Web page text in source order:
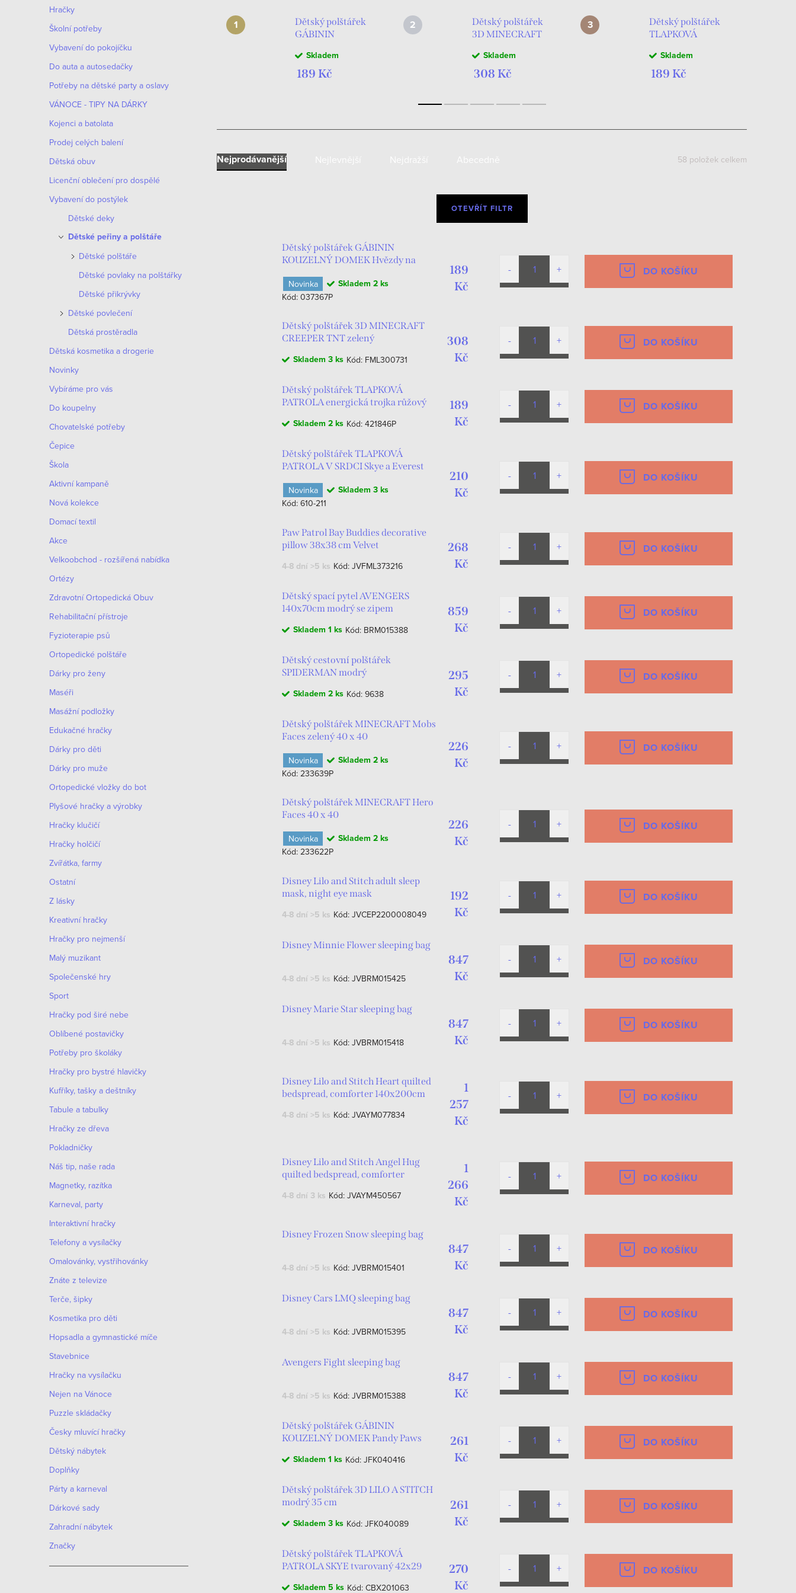
n
n
í
p
a
n
e
l
Hračky
Školní potřeby
Vybavení do pokojíčku
Do auta a autosedačky
Potřeby na dětské party a oslavy
VÁNOCE - TIPY NA DÁRKY
Kojenci a batolata
Prodej celých balení
Dětská obuv
Licenční oblečení pro dospělé
Vybavení do postýlek
Dětské deky
Dětské peřiny a polštáře
Dětské polštáře
Dětské povlaky na polštářky
Dětské přikrývky
Dětské povlečení
Dětská prostěradla
Dětská kosmetika a drogerie
Novinky
Vybíráme pro vás
Do koupelny
Chovatelské potřeby
Čepice
Škola
Aktivní kampaně
Nová kolekce
Domací textil
Akce
Velkoobchod - rozšířená nabídka
Ortézy
Zdravotní Ortopedická Obuv
Rehabilitační přístroje
Fyzioterapie psů
Ortopedické polštáře
Dárky pro ženy
Maséři
Masážní podložky
Edukačné hračky
Dárky pro děti
Dárky pro muže
Оrtopedické vložky do bot
Plyšové hračky a výrobky
Hračky klučičí
Hračky holčičí
Zvířátka, farmy
Ostatní
Z lásky
Kreativní hračky
Hračky pro nejmenší
Malý muzikant
Společenské hry
Sport
Hračky pod širé nebe
Oblíbené postavičky
Potřeby pro školáky
Hračky pro bystré hlavičky
Kufříky, tašky a deštníky
Tabule a tabulky
Hračky ze dřeva
Pokladničky
Náš tip, naše rada
Magnetky, razítka
Karneval, party
Interaktivní hračky
Telefony a vysílačky
Omalovánky, vystřihovánky
Znáte z televize
Terče, šipky
Kosmetika pro děti
Hopsadla a gymnastické míče
Stavebnice
Hračky na vysílačku
Nejen na Vánoce
Puzzle skládačky
Česky mluvící hračky
Dětský nábytek
Doplňky
Párty a karneval
Dárkové sady
Zahradní nábytek
Značky
Dětský polštářek
GÁBININ
DOMEK Hvězdy
na podiu
Skladem
189 Kč
Dětský polštářek
3D MINECRAFT
zelený
Skladem
308 Kč
Dětský polštářek
TLAPKOVÁ
energická trojka
růžový
Skladem
189 Kč
Ř
Nejprodávanější 58 položek celkem
OTEVŘÍT FILTR
Dětský polštářek GÁBININ
KOUZELNÝ DOMEK Hvězdy na
fialovomodrý
Novinka Skladem 2 ks
Kód: 037367P
189
Kč
DO KOŠÍKU
Dětský polštářek 3D MINECRAFT
CREEPER TNT zelený
Skladem 3 ks Kód: FML300731
308
Kč
DO KOŠÍKU
Dětský polštářek TLAPKOVÁ
PATROLA energická trojka růžový
Skladem 2 ks Kód: 421846P
189
Kč
DO KOŠÍKU
Dětský polštářek TLAPKOVÁ
PATROLA V SRDCI Skye a Everest
Novinka Skladem 3 ks
Kód: 610-211
210
Kč
DO KOŠÍKU
Paw Patrol Bay Buddies decorative
pillow 38x38 cm Velvet
4-8 dní >5 ks Kód: JVFML373216
268
Kč
DO KOŠÍKU
Dětský spací pytel AVENGERS
140x70cm modrý se zipem
Skladem 1 ks Kód: BRM015388
859
Kč
DO KOŠÍKU
Dětský cestovní polštářek
SPIDERMAN modrý
Skladem 2 ks Kód: 9638
295
Kč
DO KOŠÍKU
Dětský polštářek MINECRAFT Mobs
Faces zelený 40 x 40
Novinka Skladem 2 ks
Kód: 233639P
226
Kč
DO KOŠÍKU
Dětský polštářek MINECRAFT Hero
Faces 40 x 40
Novinka Skladem 2 ks
Kód: 233622P
226
Kč
DO KOŠÍKU
Disney Lilo and Stitch adult sleep
mask, night eye mask
4-8 dní >5 ks Kód: JVCEP2200008049
192
Kč
DO KOŠÍKU
Disney Minnie Flower sleeping bag
4-8 dní >5 ks Kód: JVBRM015425
847
Kč
DO KOŠÍKU
Disney Marie Star sleeping bag
4-8 dní >5 ks Kód: JVBRM015418
847
Kč
DO KOŠÍKU
Disney Lilo and Stitch Heart quilted
bedspread, comforter 140x200cm
4-8 dní >5 ks Kód: JVAYM077834
1
257
Kč
DO KOŠÍKU
Disney Lilo and Stitch Angel Hug
quilted bedspread, comforter
4-8 dní 3 ks Kód: JVAYM450567
1
266
Kč
DO KOŠÍKU
Disney Frozen Snow sleeping bag
4-8 dní >5 ks Kód: JVBRM015401
847
Kč
DO KOŠÍKU
Disney Cars LMQ sleeping bag
4-8 dní >5 ks Kód: JVBRM015395
847
Kč
DO KOŠÍKU
Avengers Fight sleeping bag
4-8 dní >5 ks Kód: JVBRM015388
847
Kč
DO KOŠÍKU
Dětský polštářek GÁBININ
KOUZELNÝ DOMEK Pandy Paws
Skladem 1 ks Kód: JFK040416
261
Kč
DO KOŠÍKU
Dětský polštářek 3D LILO A STITCH
modrý 35 cm
Skladem 3 ks Kód: JFK040089
261
Kč
DO KOŠÍKU
Dětský polštářek TLAPKOVÁ
PATROLA SKYE tvarovaný 42x29
Skladem 5 ks Kód: CBX201063
270
Kč
DO KOŠÍKU